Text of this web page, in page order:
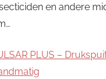
en andere
PLUS –